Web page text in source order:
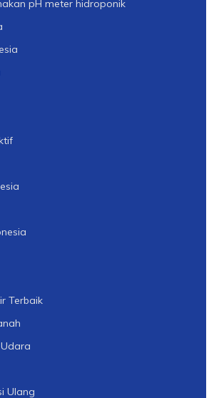
pH meter hidroponik
Terbaik
Ulang